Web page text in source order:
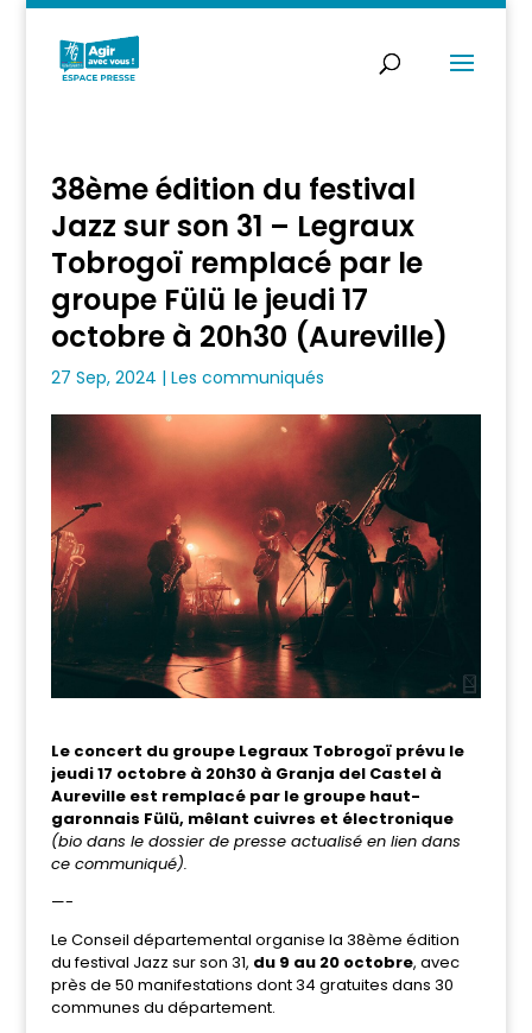
38ème édition du festival
Jazz sur son 31 – Legraux
Tobrogoï remplacé par le
groupe Fülü le jeudi 17
octobre à 20h30 (Aureville)
27 Sep, 2024 | Les communiqués
Le concert du groupe Legraux Tobrogoï prévu le
jeudi 17 octobre à 20h30 à Granja del Castel à
Aureville est remplacé par le groupe haut-
garonnais Fülü, mêlant cuivres et électronique
(bio dans le dossier de presse actualisé en lien dans
ce communiqué).
—-
Le Conseil départemental organise la 38ème édition
du festival Jazz sur son 31, du 9 au 20 octobre, avec
près de 50 manifestations dont 34 gratuites dans 30
communes du département.